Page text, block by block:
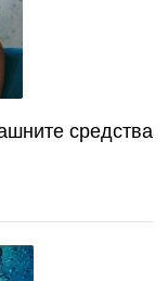
средства